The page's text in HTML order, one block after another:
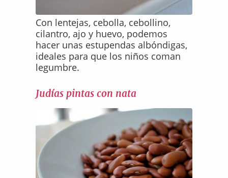
Con lentejas, cebolla, cebollino,
cilantro, ajo y huevo, podemos
hacer unas estupendas albóndigas,
ideales para que los niños coman
legumbre.
Judías pintas con nata